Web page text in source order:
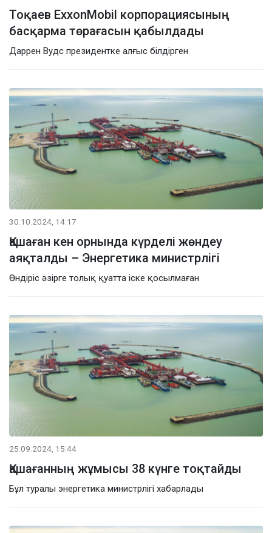
Тоқаев ExxonMobil корпорациясының
басқарма төрағасын қабылдады
Даррен Вудс президентке алғыс білдірген
30.10.2024, 14:17
Қашаған кен орнында күрделі жөндеу
аяқталды – Энергетика министрлігі
Өндіріс әзірге толық қуатта іске қосылмаған
25.09.2024, 15:44
Қашағанның жұмысы 38 күнге тоқтайды
Бұл туралы энергетика министрлігі хабарлады